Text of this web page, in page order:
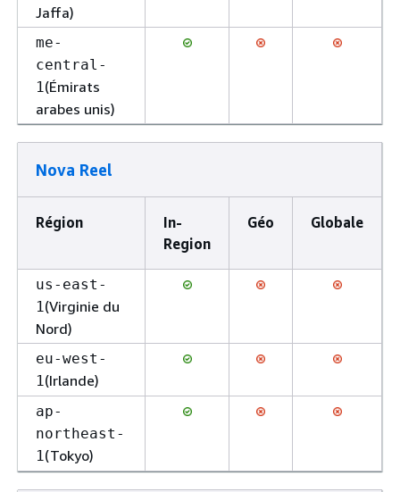
Jaffa)
me-
central-
1(Émirats
arabes unis)
Nova Reel
Région
In-
Region
Géo Globale
us-east-
1(Virginie du
Nord)
eu-west-
1(Irlande)
ap-
northeast-
1(Tokyo)